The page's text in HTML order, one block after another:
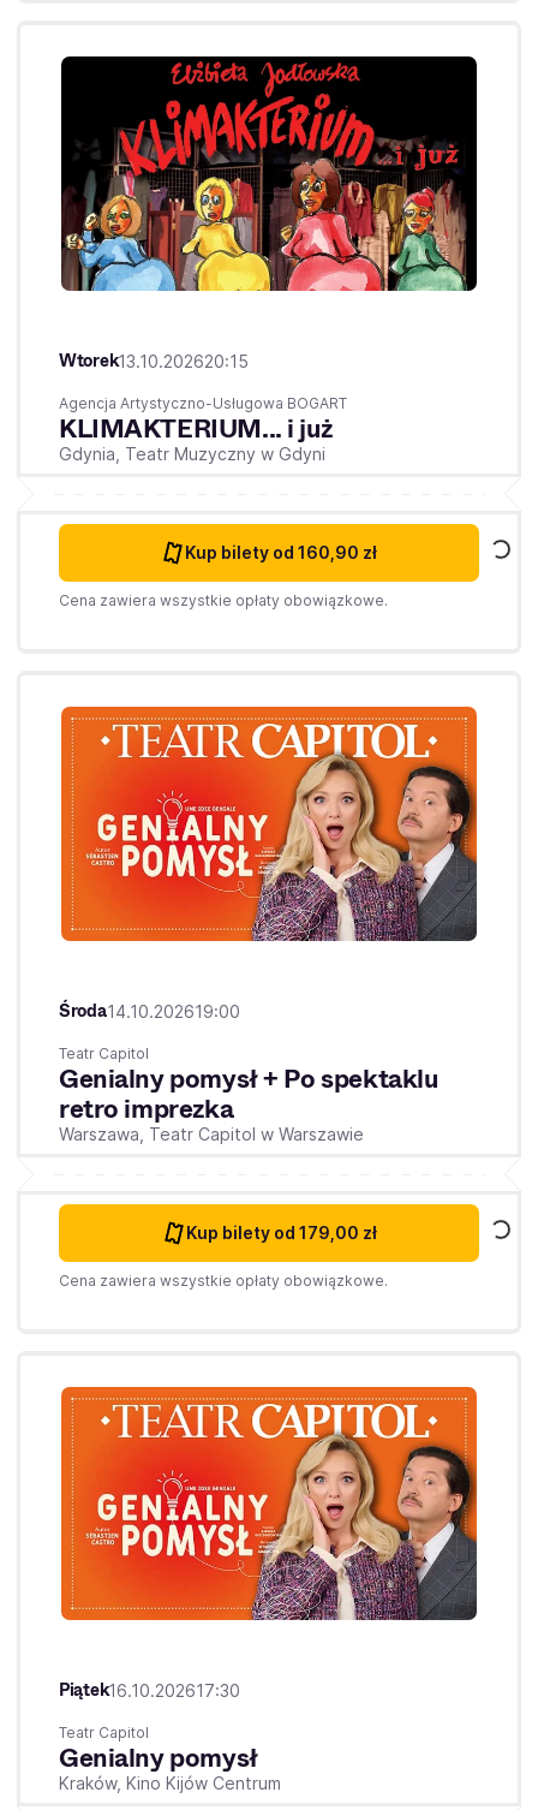
Wtorek13.10.202620:15
Agencja Artystyczno-Usługowa BOGART
KLIMAKTERIUM... i już
Gdynia, Teatr Muzyczny w Gdyni
Kup bilety od 160,90 zł
Cena zawiera wszystkie opłaty obowiązkowe.
Środa14.10.202619:00
Teatr Capitol
Genialny pomysł + Po spektaklu
retro imprezka
Warszawa, Teatr Capitol w Warszawie
Kup bilety od 179,00 zł
Cena zawiera wszystkie opłaty obowiązkowe.
Piątek16.10.202617:30
Teatr Capitol
Genialny pomysł
Kraków, Kino Kijów Centrum